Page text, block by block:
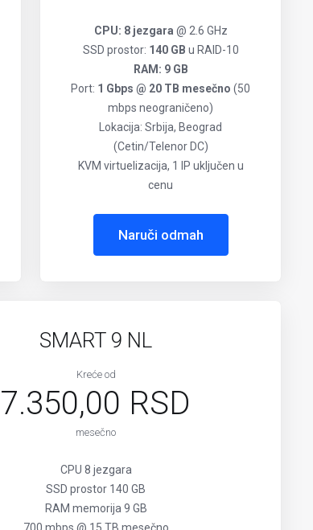
CPU: 8 jezgara @ 2.6 GHz
SSD prostor: 140 GB u RAID-10
RAM: 9 GB
Port: 1 Gbps @ 20 TB mesečno(50
mbps neograničeno)
Lokacija: Srbija, Beograd
(Cetin/Telenor DC)
KVM virtuelizacija, 1 IP uključen u
cenu
Naruči odmah
SMART 9 NL
Kreće od
7.350,00 RSD
mesečno
CPU 8 jezgara
SSD prostor 140 GB
RAM memorija 9 GB